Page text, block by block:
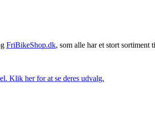
FriBikeShop.dk, som alle har et stort sortiment
Klik her for at se deres udvalg.